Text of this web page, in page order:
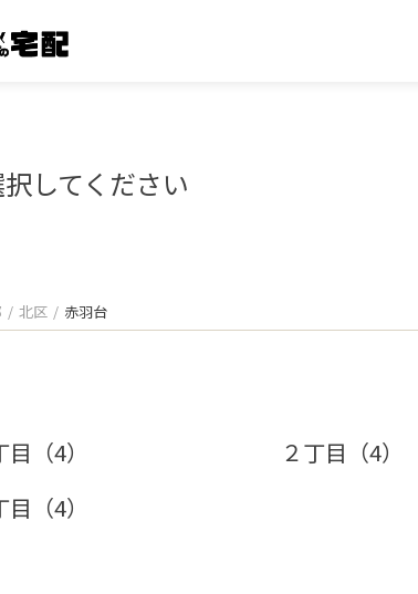
してください
北区 赤羽台
目（4） ２丁目（4）
目（4）